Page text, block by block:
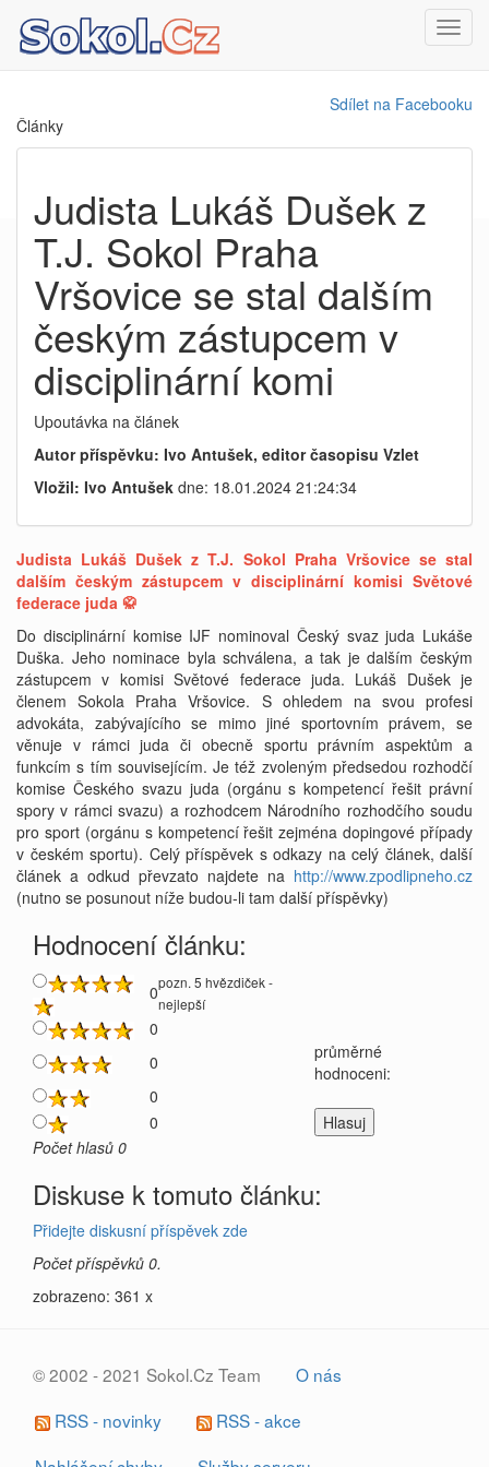
Sdílet na Facebooku
Články
Judista Lukáš Dušek z
T.J. Sokol Praha
Vršovice se stal dalším
českým zástupcem v
disciplinární komi
Upoutávka na článek
Autor příspěvku: Ivo Antušek, editor časopisu Vzlet
Vložil: Ivo Antušek dne: 18.01.2024 21:24:34
Judista Lukáš Dušek z T.J. Sokol Praha Vršovice se stal
dalším českým zástupcem v disciplinární komisi Světové
federace juda 🥋
Do disciplinární komise IJF nominoval Český svaz juda Lukáše
Duška. Jeho nominace byla schválena, a tak je dalším českým
zástupcem v komisi Světové federace juda. Lukáš Dušek je
členem Sokola Praha Vršovice. S ohledem na svou profesi
advokáta, zabývajícího se mimo jiné sportovním právem, se
věnuje v rámci juda či obecně sportu právním aspektům a
funkcím s tím souvisejícím. Je též zvoleným předsedou rozhodčí
komise Českého svazu juda (orgánu s kompetencí řešit právní
spory v rámci svazu) a rozhodcem Národního rozhodčího soudu
pro sport (orgánu s kompetencí řešit zejména dopingové případy
v českém sportu). Celý příspěvek s odkazy na celý článek, další
článek a odkud převzato najdete na http://www.zpodlipneho.cz
(nutno se posunout níže budou-li tam další příspěvky)
Hodnocení článku:
0pozn. 5 hvězdiček -
nejlepší
0
0
průměrné
hodnoceni:
0
0
Počet hlasů 0
Diskuse k tomuto článku:
Přidejte diskusní příspěvek zde
Počet příspěvků 0.
zobrazeno: 361 x
© 2002 - 2021 Sokol.Cz Team
O nás
RSS - novinky
RSS - akce